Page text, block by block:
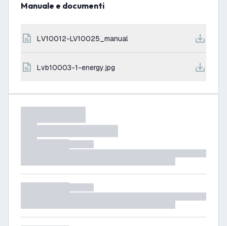
Manuale e documenti
LV10012-LV10025_manual
lvb10003-1-energy.jpg